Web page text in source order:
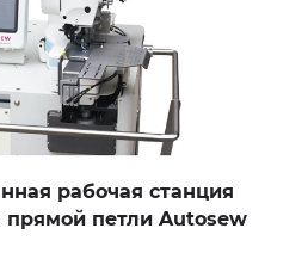
рабочая станция
петли Autosew